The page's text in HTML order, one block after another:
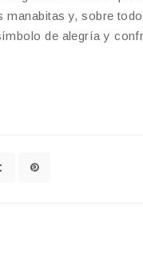
manabitas y, sobre
de alegría y